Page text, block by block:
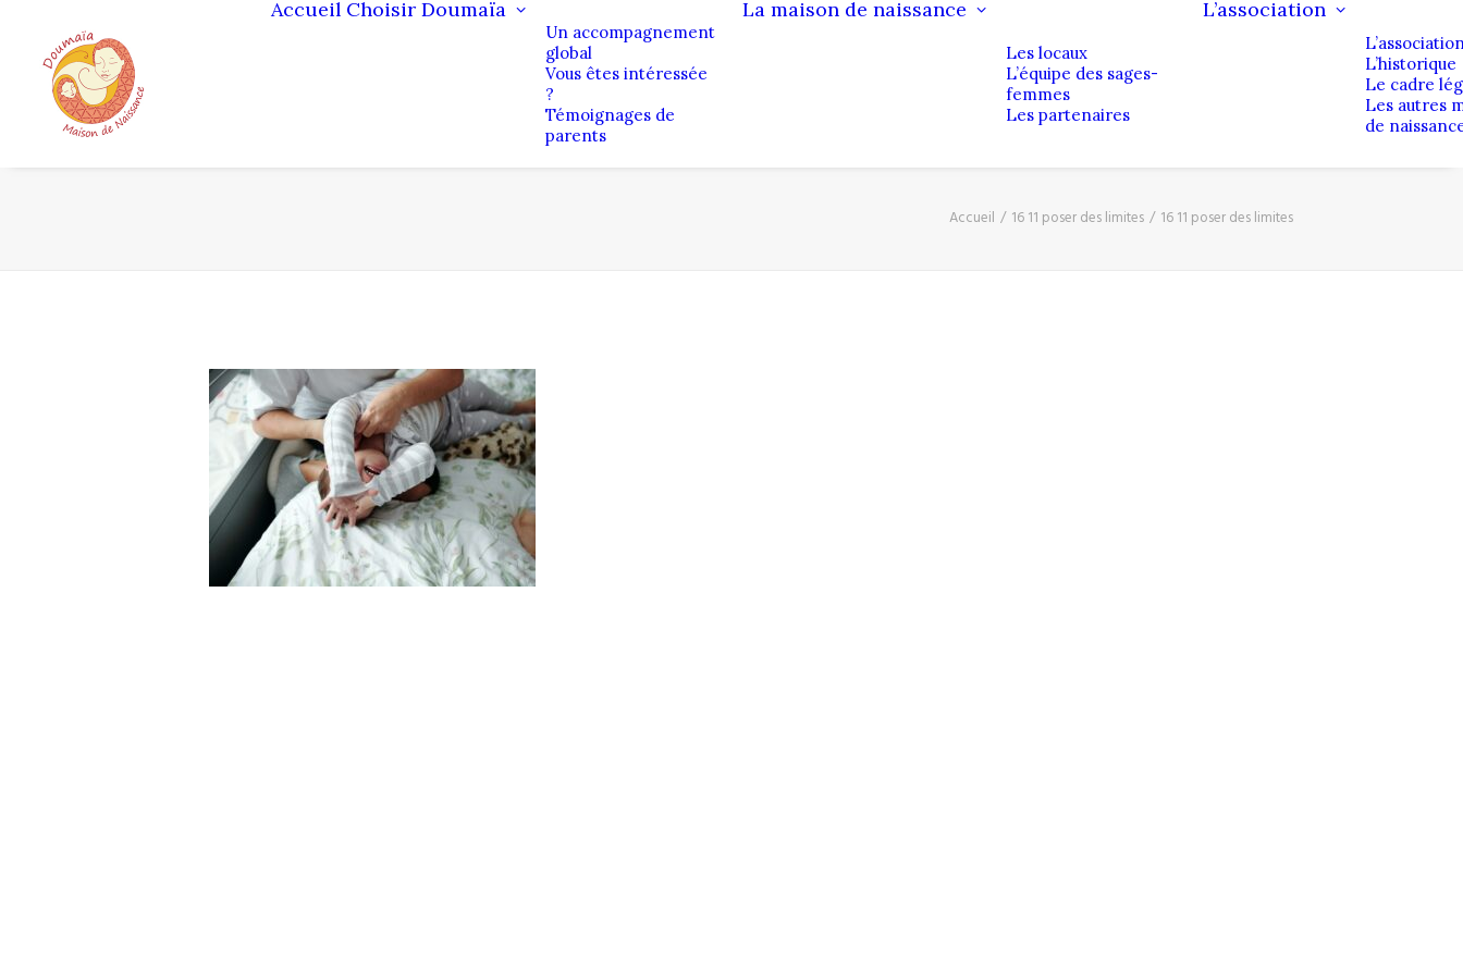
Accueil Choisir Doumaïa
Un accompagnement
global
Vous êtes intéressée
?
Témoignages de
parents
La maison de naissance
Les locaux
L’équipe des sages-
femmes
Les partenaires
L’association
L’historique
Le cadre
Les autres
de
Accueil 16 11 poser des limites 16 11 poser des limites